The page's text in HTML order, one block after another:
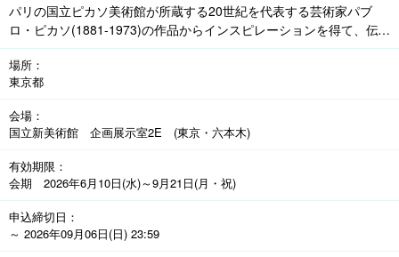
パリの国立ピカソ美術館が所蔵する20世紀を代表する芸術家パブ
ロ・ピカソ(1881-1973)の作品からインスピレーションを得て、伝
統的な仕立てと遊び心あふれる色使いで知られる英国人デザイナ
ー、ポール・スミスが会場のレイアウトを考案します。
「青の時代」の《男の肖像》や《アルルカンに扮したパウロ》など
約80点を緩やかな時系列で紹介します。
【当日券価格】一般2,400円
場所
東京都
会場
国立新美術館 企画展示室2E (東京・六本木)
有効期限
会期 2026年6月10日(水)～9月21日(月・祝)
申込締切日
～ 2026年09月06日(日) 23:59